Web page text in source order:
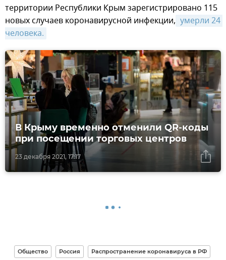
территории Республики Крым зарегистрировано 115
новых случаев коронавирусной инфекции, умерли 24
человека.
23 декабря 2021, 17:17
В Крыму временно отменили QR-коды
при посещении торговых центров
Общество Россия Распространение коронавируса в РФ